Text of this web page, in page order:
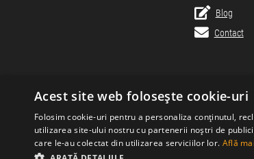
Blog
Contact
Acest site web folosește cookie-uri
Folosim cookie-uri pentru a personaliza conținutul,
utilizarea site-ului nostru cu partenerii noștri de
care le-au colectat din utilizarea serviciilor lor. Află